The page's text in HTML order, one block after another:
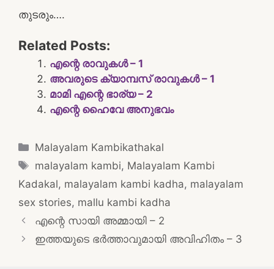
തുടരും….
Related Posts:
എന്റെ രാവുകൾ – 1
അവരുടെ ക്യാമ്പസ്‌ രാവുകൾ – 1
മാമി എന്റെ ഭാര്യ – 2
എന്റെ ഹൈവേ അനുഭവം
Categories
Malayalam Kambikathakal
Tags
malayalam kambi, Malayalam Kambi
Kadakal, malayalam kambi kadha, malayalam
sex stories, mallu kambi kadha
Post
navigation
എന്റെ സായി അമ്മായി – 2
ഇത്തയുടെ ഭർത്താവുമായി അവിഹിതം – 3